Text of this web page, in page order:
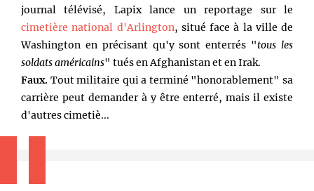
journal télévisé, Lapix lance un reportage sur le
cimetière national d'Arlington, situé face à la ville de
Washington en précisant qu'y sont enterrés "tous les
soldats américains" tués en Afghanistan et en Irak.
Faux. Tout militaire qui a terminé "honorablement" sa
carrière peut demander à y être enterré, mais il existe
d'autres cimetiè...